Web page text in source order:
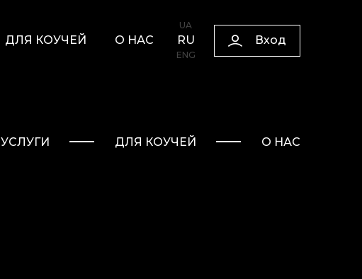
ДЛЯ КОУЧЕЙ О НАС
UA
RU
ENG
Вход
УСЛУГИ ДЛЯ КОУЧЕЙ О НАС